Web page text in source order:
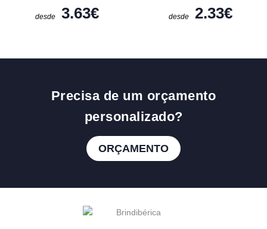
desde 3.63€ desde 2.33€
Precisa de um orçamento
personalizado?
ORÇAMENTO